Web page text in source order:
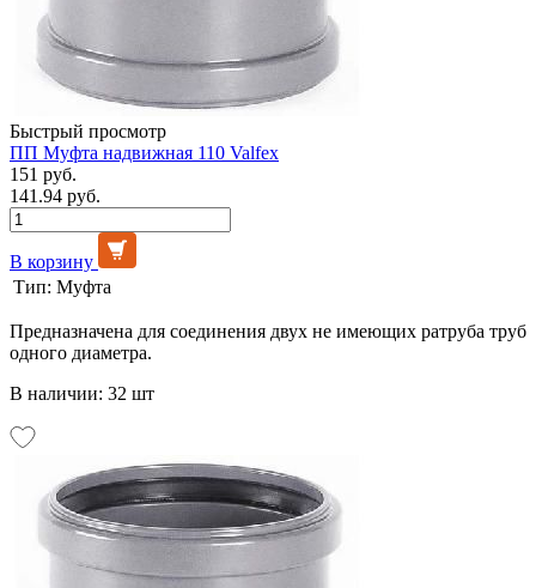
Быстрый просмотр
ПП Муфта надвижная 110 Valfex
151 руб.
141.94 руб.
В корзину
Тип: Муфта
Предназначена для соединения двух не имеющих ратруба труб
одного диаметра.
В наличии: 32 шт